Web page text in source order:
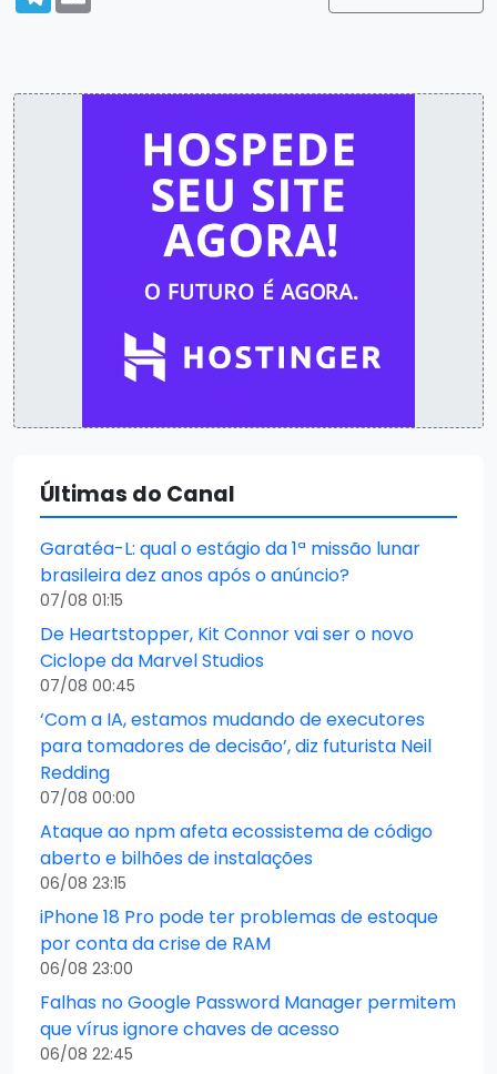
Últimas do Canal
Garatéa-L: qual o estágio da 1ª missão lunar
brasileira dez anos após o anúncio?
07/08 01:15
De Heartstopper, Kit Connor vai ser o novo
Ciclope da Marvel Studios
07/08 00:45
‘Com a IA, estamos mudando de executores
para tomadores de decisão’, diz futurista Neil
Redding
07/08 00:00
Ataque ao npm afeta ecossistema de código
aberto e bilhões de instalações
06/08 23:15
iPhone 18 Pro pode ter problemas de estoque
por conta da crise de RAM
06/08 23:00
Falhas no Google Password Manager permitem
que vírus ignore chaves de acesso
06/08 22:45